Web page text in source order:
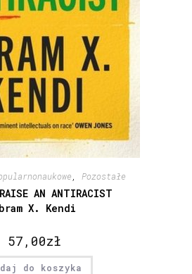
Pozostałe
AN ANTIRACIST
X. Kendi
57,00zł
do koszyka